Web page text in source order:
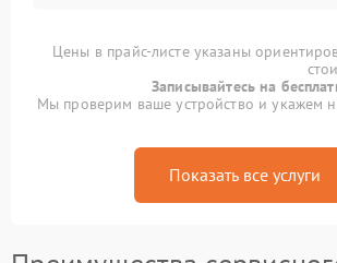
Цены в прайс-листе указаны
Записывайтесь на
Мы проверим ваше устройство и укажем
Показать все услуги